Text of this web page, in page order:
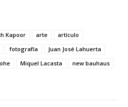
Kapoor arte
artículo
fotografía
Juan José Lahuerta
Miquel Lacasta
new bauhaus